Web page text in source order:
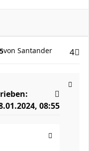
4
von Santander
08:55